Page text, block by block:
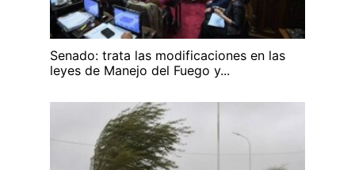
Senado: trata las modificaciones en las
leyes de Manejo del Fuego y...